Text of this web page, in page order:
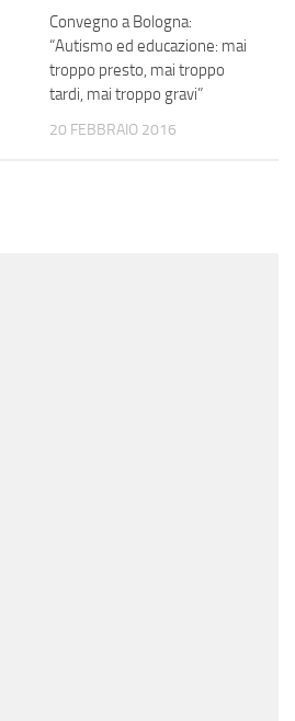
Convegno a Bologna:
“Autismo ed educazione: mai
troppo presto, mai troppo
tardi, mai troppo gravi”
20 FEBBRAIO 2016